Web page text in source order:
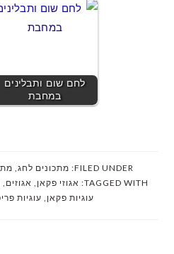
לחם שום ותבלינים
במחבת
FILED UNDER: מתכונים לחג
TAGGED WITH: אגוזי פקאן אגוזים
עוגיות פקאן
עוגיות